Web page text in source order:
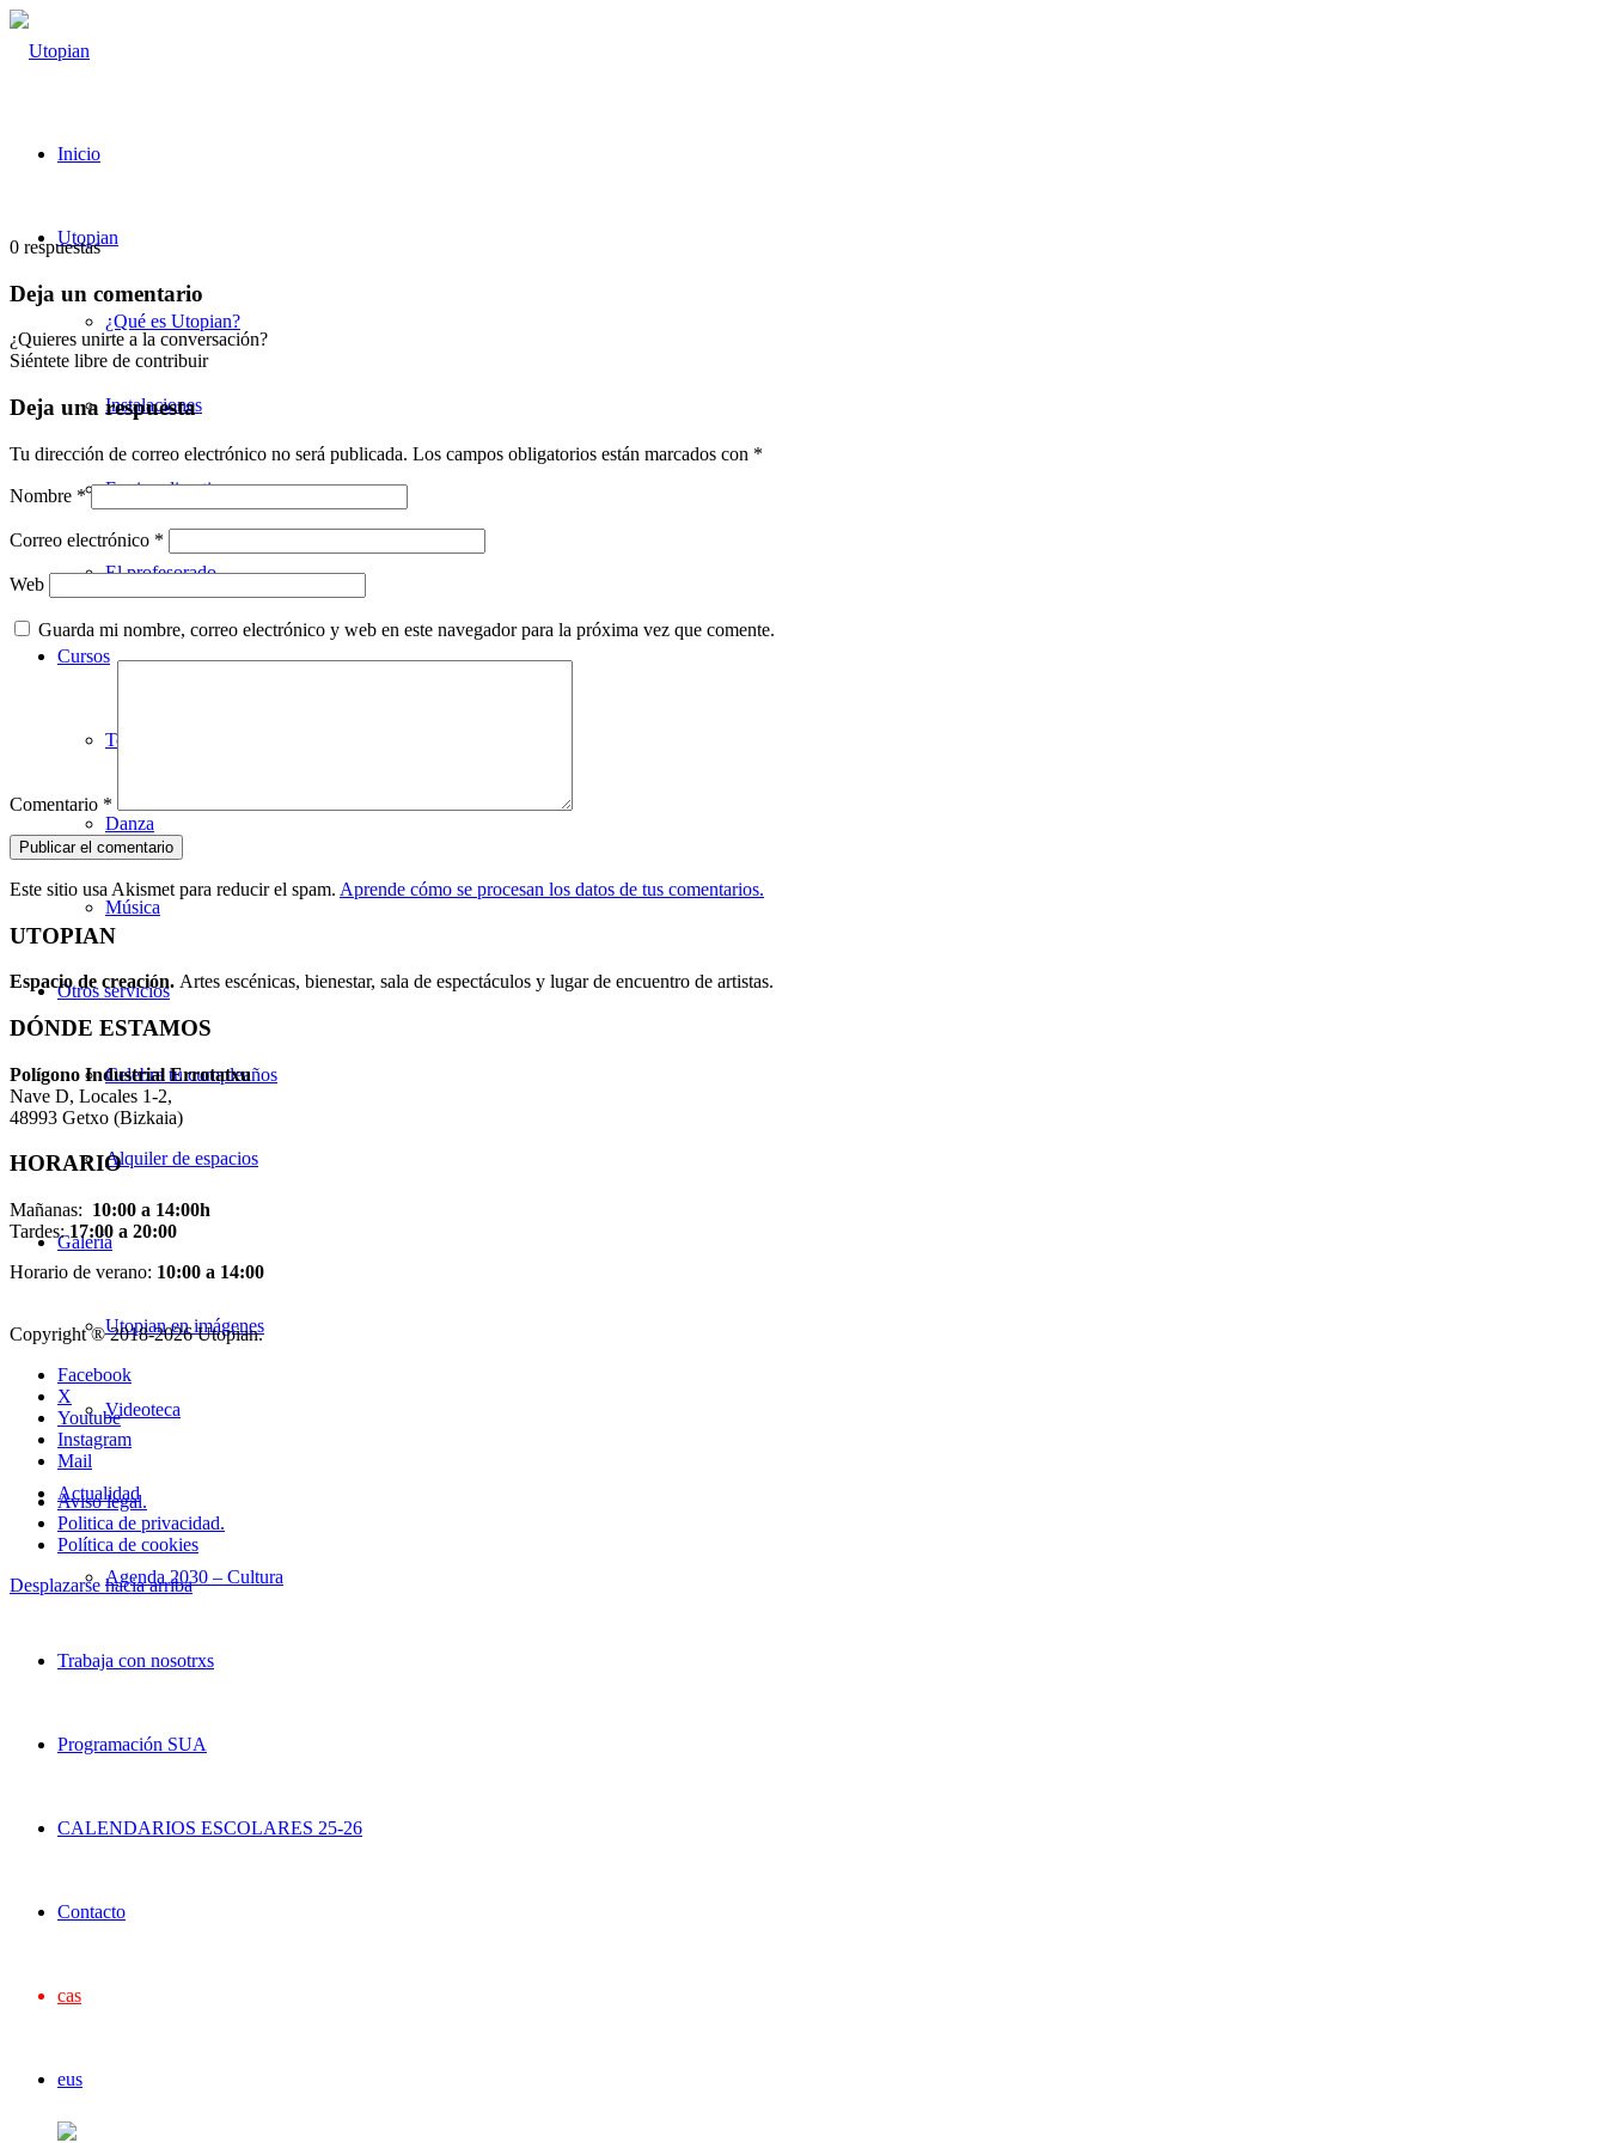
Inicio
Utopian
¿Qué es Utopian?
Instalaciones
Equipo directivo
El profesorado
Cursos
Teatro
Danza
Música
Otros servicios
Celebra tu cumpleaños
Alquiler de espacios
Galería
Utopian en imágenes
Videoteca
Actualidad
Agenda 2030 – Cultura
Trabaja con nosotrxs
Programación SUA
CALENDARIOS ESCOLARES 25-26
Contacto
cas
eus
0 respuestas
Deja un comentario
¿Quieres unirte a la conversación?
Siéntete libre de contribuir
Deja una respuesta
Tu dirección de correo electrónico no será publicada. Los campos obligatorios están marcados con *
Nombre *
Correo electrónico *
Web
Guarda mi nombre, correo electrónico y web en este navegador para la próxima vez que comente.
Comentario *
Este sitio usa Akismet para reducir el spam. Aprende cómo se procesan los datos de tus comentarios.
UTOPIAN
Espacio de creación. Artes escénicas, bienestar, sala de espectáculos y lugar de encuentro de artistas.
DÓNDE ESTAMOS
Polígono Industrial Errotatxu
Nave D, Locales 1-2,
48993 Getxo (Bizkaia)
HORARIO
Mañanas: 10:00 a 14:00h
Tardes:17:00 a 20:00
Horario de verano: 10:00 a 14:00
Copyright ® 2018-2026 Utopian.
Facebook
X
Youtube
Instagram
Mail
Aviso legal.
Politica de privacidad.
Política de cookies
Desplazarse hacia arriba